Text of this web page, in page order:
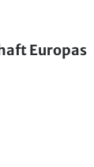
Europas